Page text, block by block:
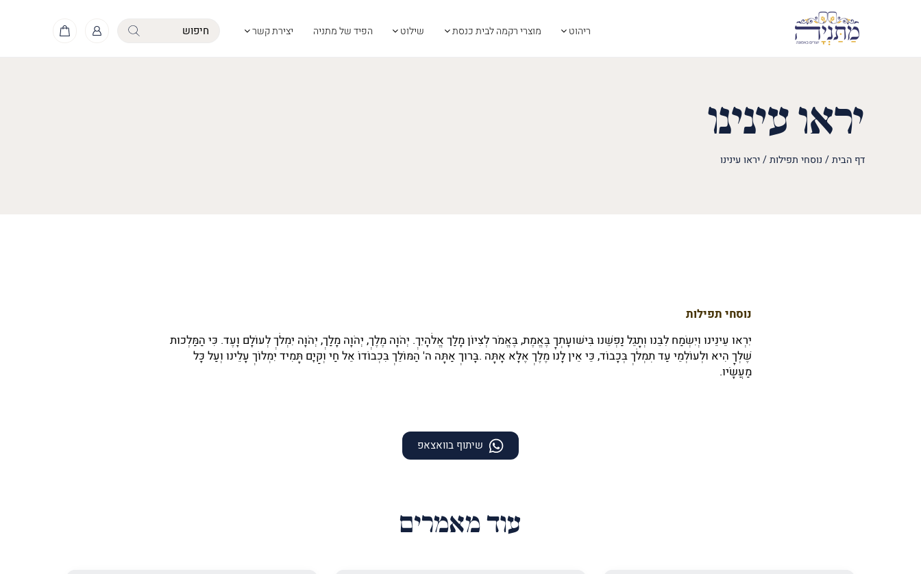
ריהוט מוצרי רקמה לבית כנסת שילוט הפיד של מתניה יצירת קשר
יראו עינינו
דף הבית/ נוסחי תפילות/יראו עינינו
נוסחי תפילות
יִרְאוּ עֵינֵינוּ וְיִשְׂמַח לִבֵּנוּ וְתָגֵל נַפְשֵׁנוּ בִּישׁוּעָתְךָ בֶּאֱמֶת, בֶּאֱמֹר לְצִיּוֹן מָלַך אֱלֹהָיִךְ. יְהֹוָה מֶלֶךְ, יְהֹוָה מָלַךְ, יְהֹוָה יִמְלֹךְ לְעוֹלָם וָעֶד. כִּי הַמַּלְכוּת
שֶׁלְּךָ הִיא וּלְעוֹלְמֵי עַד תִמְלֹךְ בְּכָבוֹד, כֵּי אֵין לָנוּ מֶלֶךְ אֶלָּא אָתָּה .בָּרוּךְ אַתָּה ה' הַמּוֹלֵךְ בִּכְבוֹדוֹ אֵל חַי וְקַיָּם תָּמִיד יִמְלוֹךְ עָלֵינוּ וְעַל כָּל
מַעֲשָׂיו.
שיתוף בוואצאפ
עוד מאמרים